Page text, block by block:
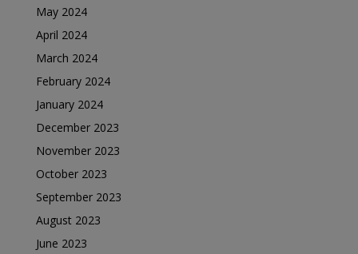
May 2024
April 2024
March 2024
February 2024
January 2024
December 2023
November 2023
October 2023
September 2023
August 2023
June 2023